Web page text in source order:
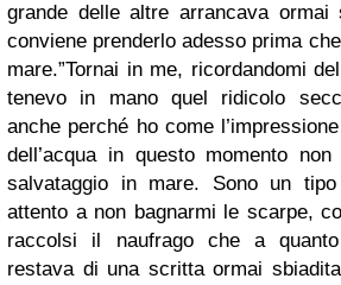
grande delle altre arrancava ormai
conviene prenderlo adesso prima
mare.”Tornai in me, ricordandomi
tenevo in mano quel ridicolo
anche perché ho come
dell’acqua in questo momento
salvataggio in mare. Sono un tipo
attento a non bagnarmi le scarpe,
raccolsi il naufrago che a
restava di una scritta ormai